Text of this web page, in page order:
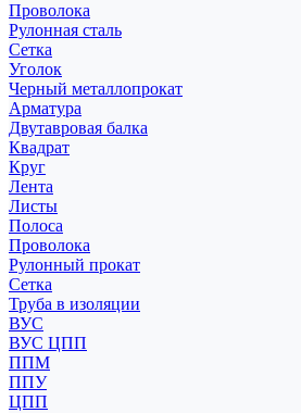
Проволока
Рулонная сталь
Сетка
Уголок
Черный металлопрокат
Арматура
Двутавровая балка
Квадрат
Круг
Лента
Листы
Полоса
Проволока
Рулонный прокат
Сетка
Труба в изоляции
ВУС
ВУС ЦПП
ППМ
ППУ
ЦПП